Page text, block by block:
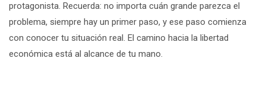
protagonista. Recuerda: no importa cuán grande parezca el
problema, siempre hay un primer paso, y ese paso comienza
con conocer tu situación real. El camino hacia la libertad
económica está al alcance de tu mano.